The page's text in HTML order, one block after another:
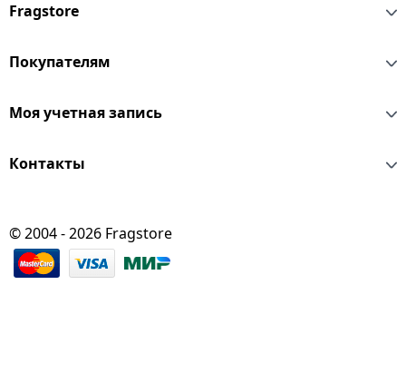
Fragstore
Покупателям
Моя учетная запись
Контакты
© 2004 - 2026 Fragstore